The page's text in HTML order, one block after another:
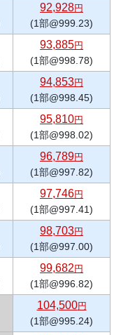
92,928円
(1部@999.23)
93,885円
(1部@998.78)
94,853円
(1部@998.45)
95,810円
(1部@998.02)
96,789円
(1部@997.82)
97,746円
(1部@997.41)
98,703円
(1部@997.00)
99,682 円
(1部@996.82)
104,500円
(1部@995.24)